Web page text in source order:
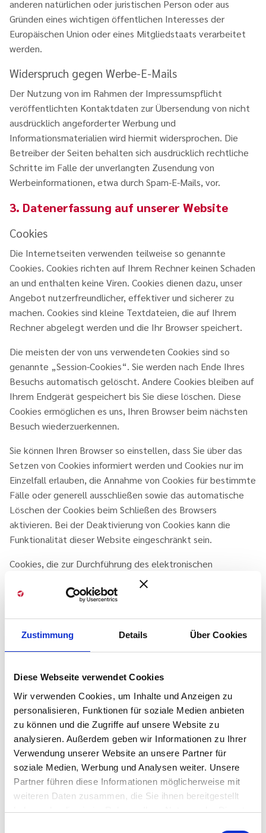
Zustimmung Details Über Cookies
Diese Webseite verwendet Cookies
Wir verwenden Cookies, um Inhalte und Anzeigen zu
personalisieren, Funktionen für soziale Medien anbieten
zu können und die Zugriffe auf unsere Website zu
analysieren. Außerdem geben wir Informationen zu Ihrer
Verwendung unserer Website an unsere Partner für
soziale Medien, Werbung und Analysen weiter. Unsere
Partner führen diese Informationen möglicherweise mit
weiteren Daten zusammen, die Sie ihnen bereitgestellt
haben oder die sie im Rahmen Ihrer Nutzung der Dienste
anderen natürlichen oder juristischen Person oder aus
Gründen eines wichtigen öffentlichen Interesses der
Europäischen Union oder eines Mitgliedstaats verarbeitet
werden.
Widerspruch gegen Werbe-E-Mails
Der Nutzung von im Rahmen der Impressumspflicht
veröffentlichten Kontaktdaten zur Übersendung von nicht
ausdrücklich angeforderter Werbung und
Informationsmaterialien wird hiermit widersprochen. Die
Betreiber der Seiten behalten sich ausdrücklich rechtliche
Schritte im Falle der unverlangten Zusendung von
Werbeinformationen, etwa durch Spam-E-Mails, vor.
3. Datenerfassung auf unserer Website
Cookies
Die Internetseiten verwenden teilweise so genannte
Cookies. Cookies richten auf Ihrem Rechner keinen Schaden
an und enthalten keine Viren. Cookies dienen dazu, unser
Angebot nutzerfreundlicher, effektiver und sicherer zu
machen. Cookies sind kleine Textdateien, die auf Ihrem
Rechner abgelegt werden und die Ihr Browser speichert.
Die meisten der von uns verwendeten Cookies sind so
genannte „Session-Cookies“. Sie werden nach Ende Ihres
Besuchs automatisch gelöscht. Andere Cookies bleiben auf
Ihrem Endgerät gespeichert bis Sie diese löschen. Diese
Cookies ermöglichen es uns, Ihren Browser beim nächsten
Besuch wiederzuerkennen.
Sie können Ihren Browser so einstellen, dass Sie über das
Setzen von Cookies informiert werden und Cookies nur im
Einzelfall erlauben, die Annahme von Cookies für bestimmte
Fälle oder generell ausschließen sowie das automatische
Löschen der Cookies beim Schließen des Browsers
aktivieren. Bei der Deaktivierung von Cookies kann die
Funktionalität dieser Website eingeschränkt sein.
Cookies, die zur Durchführung des elektronischen
Kommunikationsvorgangs oder zur Bereitstellung
bestimmter, von Ihnen erwünschter Funktionen (z. B.
von Art. 6 Abs. 1 lit. f DSGVO gespeichert. Der
Websitebetreiber hat ein berechtigtes Interesse an der
Speicherung von Cookies zur technisch fehlerfreien und
Cookies (z. B. Cookies zur Analyse Ihres Surfverhaltens)
gespeichert werden, werden diese in dieser
Datenschutzerklärung gesondert behandelt.
Server-Log-Dateien
Der Provider der Seiten erhebt und speichert automatisch
Informationen in so genannten Server-Log-Dateien, die Ihr
Browser automatisch an uns übermittelt. Dies sind:
Browsertyp und Browserversion